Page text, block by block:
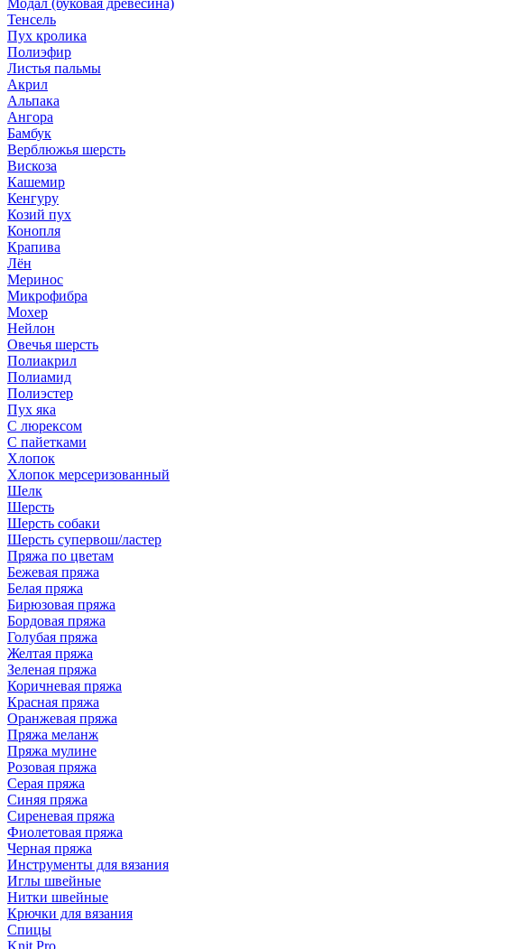
Модал (буковая древесина)
Тенсель
Пух кролика
Полиэфир
Листья пальмы
Акрил
Альпака
Ангора
Бамбук
Верблюжья шерсть
Вискоза
Кашемир
Кенгуру
Козий пух
Конопля
Крапива
Лён
Меринос
Микрофибра
Мохер
Нейлон
Овечья шерсть
Полиакрил
Полиамид
Полиэстер
Пух яка
С люрексом
С пайетками
Хлопок
Хлопок мерсеризованный
Шелк
Шерсть
Шерсть собаки
Шерсть супервош/ластер
Пряжа по цветам
Бежевая пряжа
Белая пряжа
Бирюзовая пряжа
Бордовая пряжа
Голубая пряжа
Желтая пряжа
Зеленая пряжа
Коричневая пряжа
Красная пряжа
Оранжевая пряжа
Пряжа меланж
Пряжа мулине
Розовая пряжа
Серая пряжа
Синяя пряжа
Сиреневая пряжа
Фиолетовая пряжа
Черная пряжа
Инструменты для вязания
Иглы швейные
Нитки швейные
Крючки для вязания
Спицы
Knit Pro